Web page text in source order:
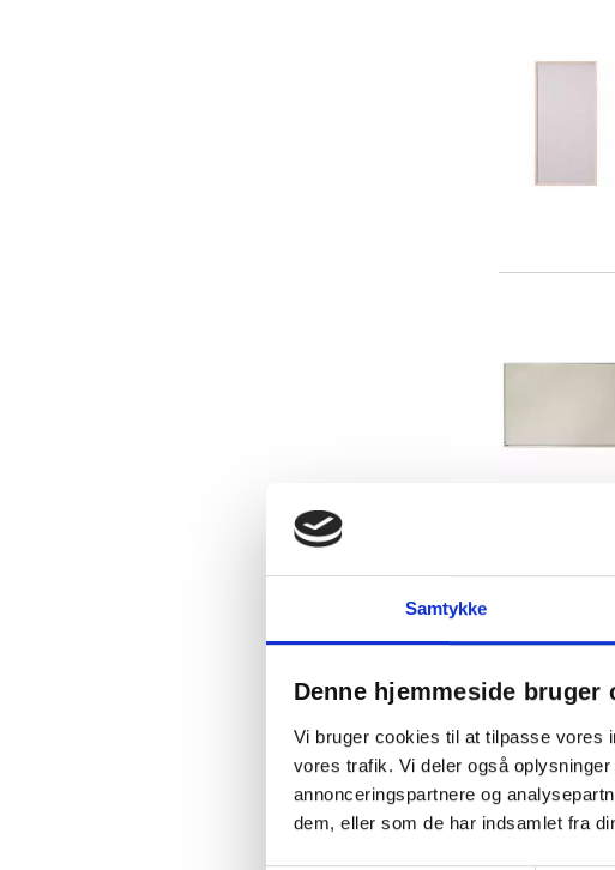
Samtykke
Denne hjemmeside bruger
Vi bruger cookies til at tilpasse vores
vores trafik. Vi deler også
annonceringspartnere og
dem, eller som de har indsamlet fra